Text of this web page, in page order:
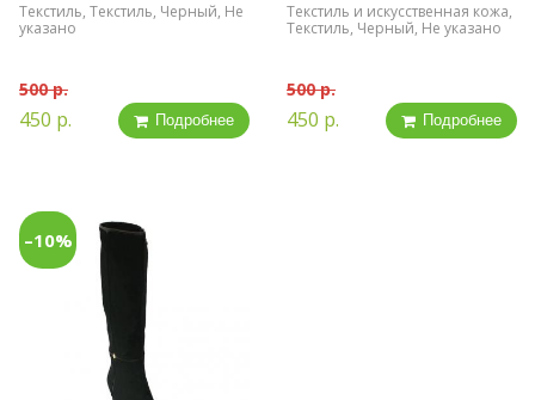
Текстиль, Текстиль, Черный, Не
указано
500 р.
450 р. Подробнее
Текстиль и искусственная кожа,
Текстиль, Черный, Не указано
500 р.
450 р. Подробнее
–10%